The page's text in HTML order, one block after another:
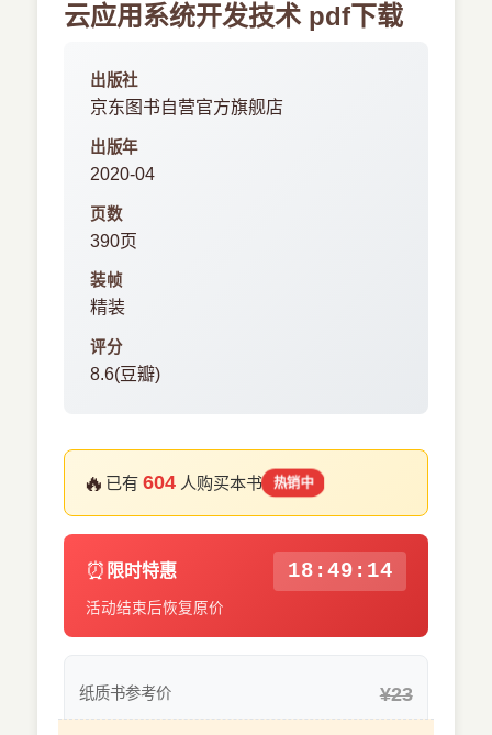
云应用系统开发技术 pdf下载
出版社
京东图书自营官方旗舰店
出版年
2020-04
页数
390页
装帧
精装
评分
8.6(豆瓣)
🔥 已有604 人购买本书 热销中
⏰ 限时特惠 18:49:14
活动结束后恢复原价
纸质书参考价 ¥23